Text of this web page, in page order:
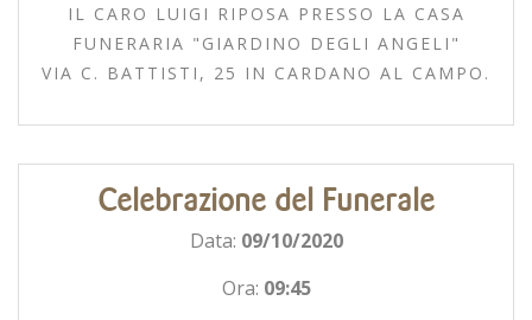
IL CARO LUIGI RIPOSA PRESSO LA CASA
FUNERARIA "GIARDINO DEGLI ANGELI"
VIA C. BATTISTI, 25 IN CARDANO AL CAMPO.
Celebrazione del Funerale
Data: 09/10/2020
Ora: 09:45